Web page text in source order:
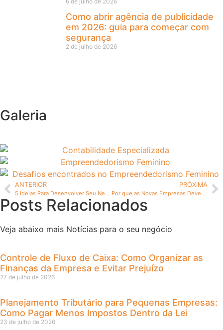
Como abrir agência de publicidade
em 2026: guia para começar com
segurança
2 de julho de 2026
Galeria
ANTERIOR
5 Ideias Para Desenvolver Seu Negócio
PRÓXIMA
Por que as Novas Empresas Devem Investir em Marketing: 4 Razões Comprovadas
Posts Relacionados
Veja abaixo mais Notícias para o seu negócio
Controle de Fluxo de Caixa: Como Organizar as
Finanças da Empresa e Evitar Prejuízo
27 de julho de 2026
Planejamento Tributário para Pequenas Empresas:
Como Pagar Menos Impostos Dentro da Lei
23 de julho de 2026